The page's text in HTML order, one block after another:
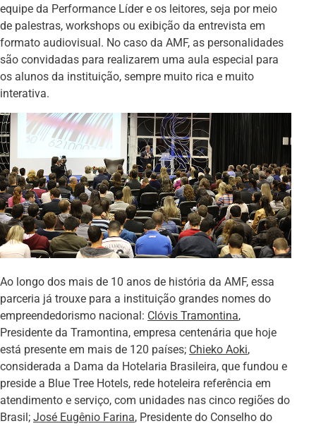
equipe da Performance Líder e os leitores, seja por meio
de palestras, workshops ou exibição da entrevista em
formato audiovisual. No caso da AMF, as personalidades
são convidadas para realizarem uma aula especial para
os alunos da instituição, sempre muito rica e muito
interativa.
Ao longo dos mais de 10 anos de história da AMF, essa
parceria já trouxe para a instituição grandes nomes do
empreendedorismo nacional: Clóvis Tramontina,
Presidente da Tramontina, empresa centenária que hoje
está presente em mais de 120 países; Chieko Aoki,
considerada a Dama da Hotelaria Brasileira, que fundou e
preside a Blue Tree Hotels, rede hoteleira referência em
atendimento e serviço, com unidades nas cinco regiões do
Brasil; José Eugênio Farina, Presidente do Conselho do